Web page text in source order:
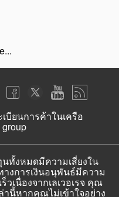
บียนการค้าในเครือ
นทั้งหมดมีความเสี่ยงใน
งการเงินอนุพันธ์มีความ
วเนื่องจากเลเวอเรจ คุณ
นี้หากคุณไม่เข้าใจอย่าง